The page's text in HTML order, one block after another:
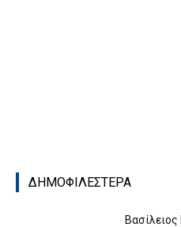
ΔΗΜΟΦΙΛΕΣΤΕΡΑ